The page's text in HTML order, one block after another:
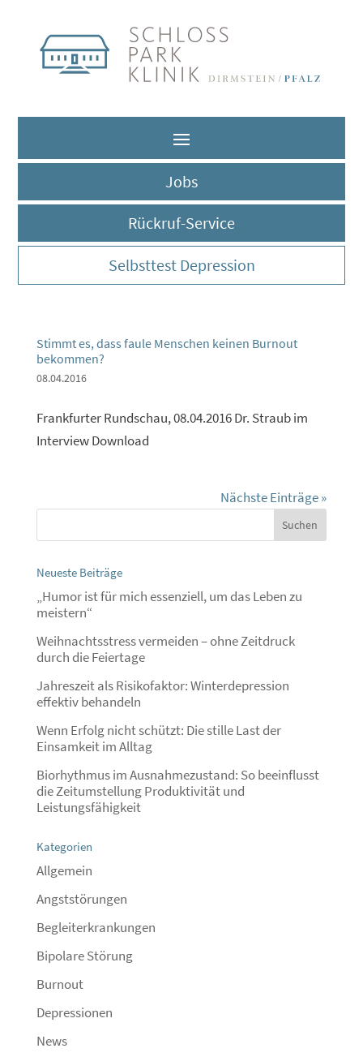
Jobs
Rückruf-Service
Selbsttest Depression
Stimmt es, dass faule Menschen keinen Burnout
bekommen?
08.04.2016
Frankfurter Rundschau, 08.04.2016 Dr. Straub im
Interview Download
Nächste Einträge »
Neueste Beiträge
„Humor ist für mich essenziell, um das Leben zu
meistern“
Weihnachtsstress vermeiden – ohne Zeitdruck
durch die Feiertage
Jahreszeit als Risikofaktor: Winterdepression
effektiv behandeln
Wenn Erfolg nicht schützt: Die stille Last der
Einsamkeit im Alltag
Biorhythmus im Ausnahmezustand: So beeinflusst
die Zeitumstellung Produktivität und
Leistungsfähigkeit
Kategorien
Allgemein
Angststörungen
Begleiterkrankungen
Bipolare Störung
Burnout
Depressionen
News